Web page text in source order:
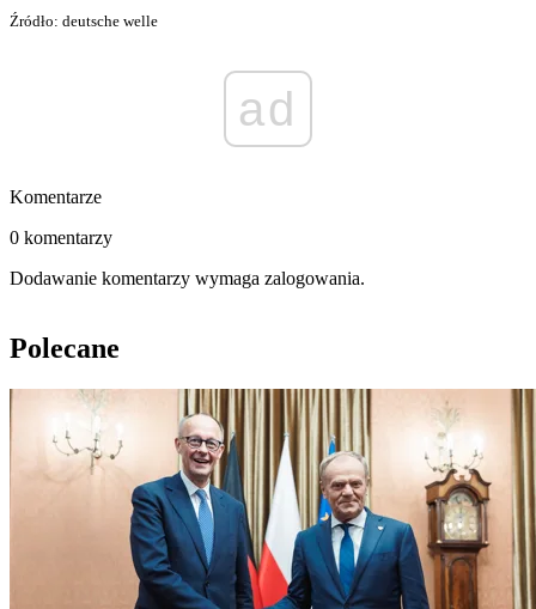
Źródło: deutsche welle
ad
Komentarze
0 komentarzy
Dodawanie komentarzy wymaga zalogowania.
Polecane